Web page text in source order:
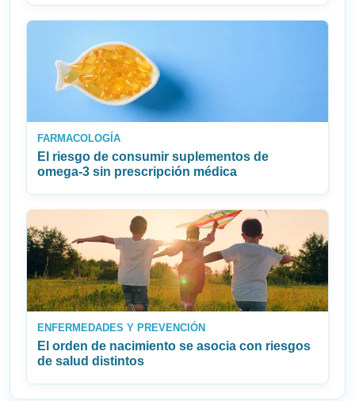
FARMACOLOGÍA
El riesgo de consumir suplementos de
omega‑3 sin prescripción médica
ENFERMEDADES Y PREVENCIÓN
El orden de nacimiento se asocia con riesgos
de salud distintos